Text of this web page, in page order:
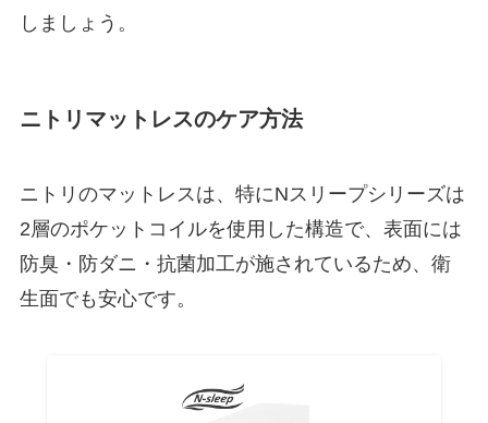
しましょう。
ニトリマットレスのケア方法
ニトリのマットレスは、特にNスリープシリーズは
2層のポケットコイルを使用した構造で、表面には
防臭・防ダニ・抗菌加工が施されているため、衛
生面でも安心です。